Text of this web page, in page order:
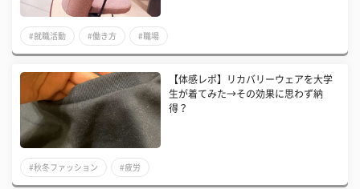
#就職活動 #働き方 #職場
【体感レポ】リカバリーウェアを大学
生が着てみた→その効果に思わず納
得？
#秋冬ファッション #疲労